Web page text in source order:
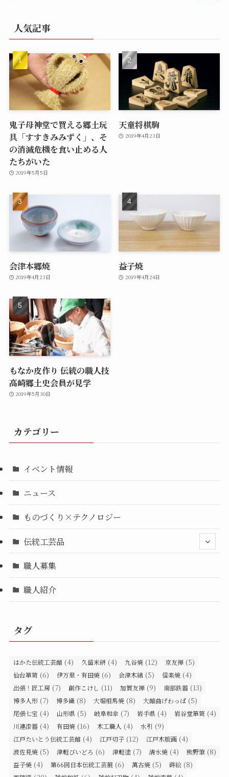
人気記事
鬼子母神堂で買える郷土玩
具「すすきみみずく」、そ
の消滅危機を食い止める人
たちがいた
2019年5月5日
天童将棋駒
2019年4月23日
会津本郷焼
2019年4月23日
益子焼
2019年4月24日
もなか皮作り 伝統の職人技
高崎郷土史会員が見学
2019年5月30日
カテゴリー
イベント情報
ニュース
ものづくり×テクノロジー
伝統工芸品
職人募集
職人紹介
タグ
はかた伝統工芸館 (4) 久留米絣 (4) 九谷焼 (12) 京友禅 (5)
仙台箪笥 (6) 伊万里・有田焼 (6) 会津木綿 (5) 信楽焼 (4)
出張！匠工房 (7) 創作こけし (11) 加賀友禅 (9) 南部鉄器 (13)
博多人形 (7) 博多織 (8) 大堀相馬焼 (8) 大館曲げわっぱ (5)
尾張七宝 (4) 山形県 (5) 岐阜和傘 (7) 岩手県 (4) 岩谷堂箪笥 (4)
川連漆器 (4) 有田焼 (16) 木工職人 (4) 水引 (9)
江戸たいとう伝統工芸館 (4) 江戸切子 (12) 江戸木版画 (4)
波佐見焼 (5) 津軽びいどろ (6) 津軽塗 (7) 清水焼 (4) 熊野筆 (8)
益子焼 (4) 第66回日本伝統工芸展 (6) 萬古焼 (5) 蒔絵 (8)